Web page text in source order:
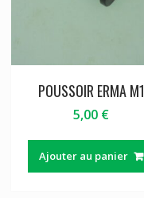
POUSSOIR ERMA M1
5,00 €
Ajouter au panier